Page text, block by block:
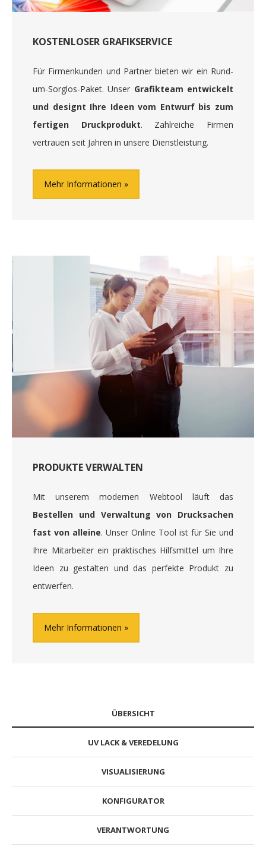
KOSTENLOSER GRAFIKSERVICE
Für Firmenkunden und Partner bieten wir ein Rund-
um-Sorglos-Paket. Unser Grafikteam entwickelt
und designt Ihre Ideen vom Entwurf bis zum
fertigen Druckprodukt. Zahlreiche Firmen
vertrauen seit Jahren in unsere Dienstleistung.
Mehr Informationen
PRODUKTE VERWALTEN
Mit unserem modernen Webtool läuft das
Bestellen und Verwaltung von Drucksachen
fast von alleine. Unser Online Tool ist für Sie und
Ihre Mitarbeiter ein praktisches Hilfsmittel um Ihre
Ideen zu gestalten und das perfekte Produkt zu
entwerfen.
Mehr Informationen
ÜBERSICHT
UV LACK & VEREDELUNG
VISUALISIERUNG
KONFIGURATOR
VERANTWORTUNG